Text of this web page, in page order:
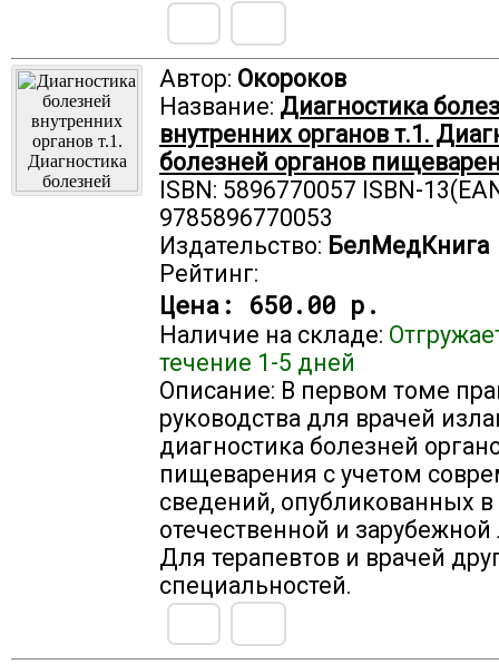
Автор: Окороков
Название: Диагностика
внутренних органов т.1.
болезней органов
ISBN: 5896770057 ISBN-
9785896770053
Издательство: БелМедКнига
Рейтинг:
Цена: 650.00 р.
Наличие на складе:
течение 1-5 дней
Описание: В первом томе
руководства для врачей
диагностика болезней
пищеварения с учетом
сведений, опубликованных в
отечественной и зарубежной
Для терапевтов и врачей
специальностей.